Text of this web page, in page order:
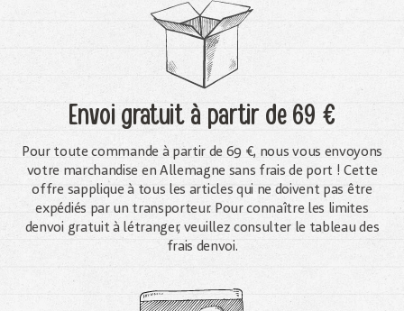
Envoi gratuità partir de 69 €
Pour toute commande à partir de 69 €, nous vous envoyons
votre marchandise en Allemagne sans frais de port ! Cette
offre sapplique à tous les articles qui ne doivent pas être
expédiés par un transporteur. Pour connaître les limites
denvoi gratuit à létranger, veuillez consulter le tableau des
frais denvoi.